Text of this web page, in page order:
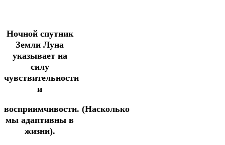
Ночной спутник
Земли Луна
указывает на
силу
чувствительности
и
восприимчивости. (Насколько
мы адаптивны в
жизни).